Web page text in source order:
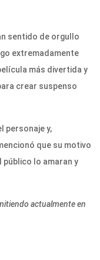
sentido de orgullo
extremadamente
más divertida y
crear suspenso
personaje y,
que su motivo
lo amaran y
actualmente en